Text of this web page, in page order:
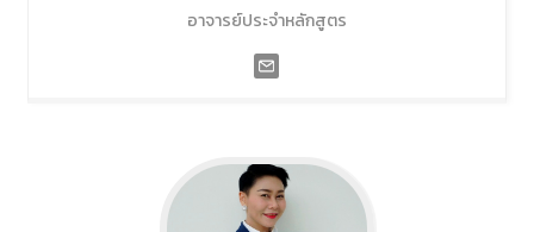
อาจารย์ประจำหลักสูตร